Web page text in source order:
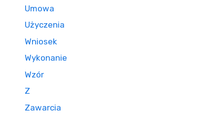
Umowa
Użyczenia
Wniosek
Wykonanie
Wzór
Z
Zawarcia